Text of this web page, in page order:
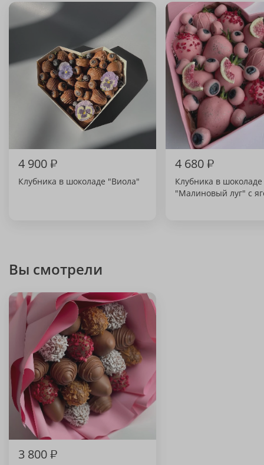
4 900₽
Клубника в шоколаде "Виола"
4 680₽
Клубника в шоколаде
"Малиновый луг" с
Вы смотрели
3 800₽